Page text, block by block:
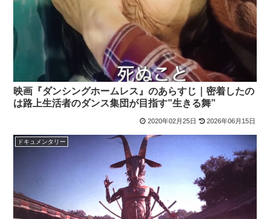
映画『ダンシングホームレス』のあらすじ｜密着したの
は路上生活者のダンス集団が目指す”生きる舞”
2020年02月25日 2026年06月15日
ドキュメンタリー